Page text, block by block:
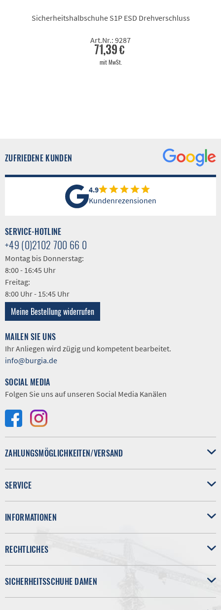
Sicherheitshalbschuhe S1P ESD Drehverschluss
Art.Nr.: 9287
71,39 €
mit MwSt.
ZUFRIEDENE KUNDEN
4.9
Kundenrezensionen
SERVICE-HOTLINE
+49 (0)2102 700 66 0
Montag bis Donnerstag:
8:00 - 16:45 Uhr
Freitag:
8:00 Uhr - 15:45 Uhr
Meine Bestellung widerrufen
MAILEN SIE UNS
Ihr Anliegen wird zügig und kompetent bearbeitet.
info@burgia.de
SOCIAL MEDIA
Folgen Sie uns auf unseren Social Media Kanälen
ZAHLUNGSMÖGLICHKEITEN/VERSAND
SERVICE
INFORMATIONEN
RECHTLICHES
SICHERHEITSSCHUHE DAMEN